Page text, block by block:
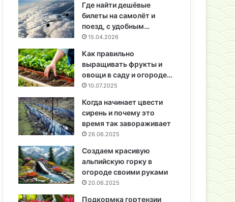
Где найти дешёвые
билеты на самолёт и
поезд, с удобным…
15.04.2026
Как правильно
выращивать фрукты и
овощи в саду и огороде…
10.07.2025
Когда начинает цвести
сирень и почему это
время так завораживает
26.06.2025
Создаем красивую
альпийскую горку в
огороде своими руками
20.06.2025
Подкормка гортензии